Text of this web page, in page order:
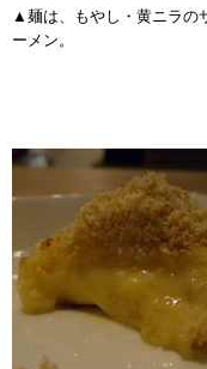
▲麺は、もやし・黄ニラの
ーメン。